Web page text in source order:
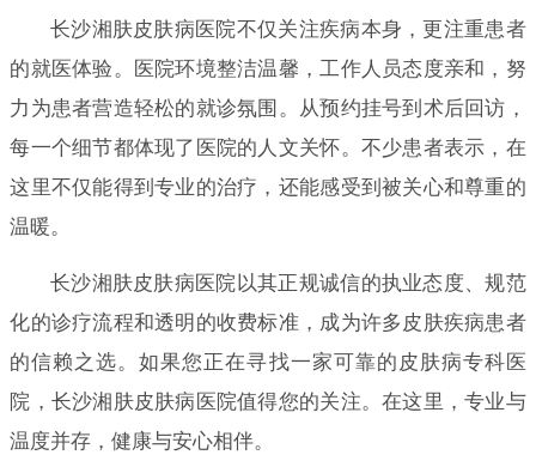
长沙湘肤皮肤病医院不仅关注疾病本身，更注重患者
的就医体验。医院环境整洁温馨，工作人员态度亲和，努
力为患者营造轻松的就诊氛围。从预约挂号到术后回访，
每一个细节都体现了医院的人文关怀。不少患者表示，在
这里不仅能得到专业的治疗，还能感受到被关心和尊重的
温暖。
长沙湘肤皮肤病医院以其正规诚信的执业态度、规范
化的诊疗流程和透明的收费标准，成为许多皮肤疾病患者
的信赖之选。如果您正在寻找一家可靠的皮肤病专科医
院，长沙湘肤皮肤病医院值得您的关注。在这里，专业与
温度并存，健康与安心相伴。